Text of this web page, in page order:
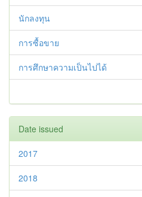
นักลงทุน
การซื้อขาย
การศึกษาความเป็นไปได้
Date issued
2017
2018